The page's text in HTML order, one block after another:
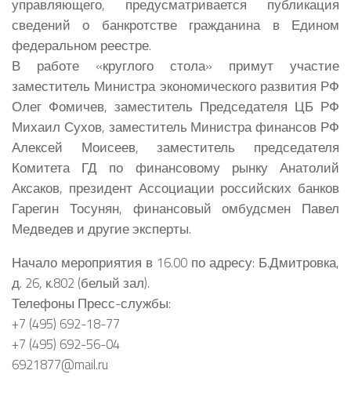
управляющего, предусматривается публикация
сведений о банкротстве гражданина в Едином
федеральном реестре.
В работе «круглого стола» примут участие
заместитель Министра экономического развития РФ
Олег Фомичев, заместитель Председателя ЦБ РФ
Михаил Сухов, заместитель Министра финансов РФ
Алексей Моисеев, заместитель председателя
Комитета ГД по финансовому рынку Анатолий
Аксаков, президент Ассоциации российских банков
Гарегин Тосунян, финансовый омбудсмен Павел
Медведев и другие эксперты.
Начало мероприятия в 16.00 по адресу: Б.Дмитровка,
д. 26, к.802 (белый зал).
Телефоны Пресс-службы:
+7 (495) 692-18-77
+7 (495) 692-56-04
6921877@mail.ru